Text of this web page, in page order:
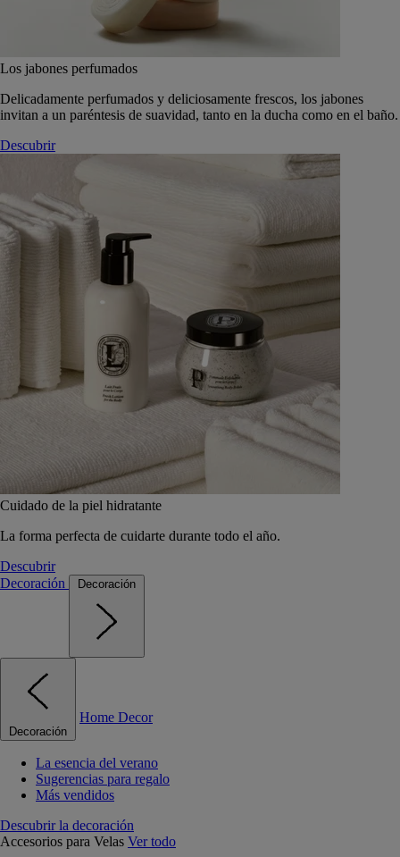
Los jabones perfumados
Delicadamente perfumados y deliciosamente frescos, los jabones
invitan a un paréntesis de suavidad, tanto en la ducha como en el baño.
Descubrir
Cuidado de la piel hidratante
La forma perfecta de cuidarte durante todo el año.
Descubrir
Decoración
Decoración
Decoración
Home Decor
La esencia del verano
Sugerencias para regalo
Más vendidos
Descubrir la decoración
Accesorios para Velas Ver todo